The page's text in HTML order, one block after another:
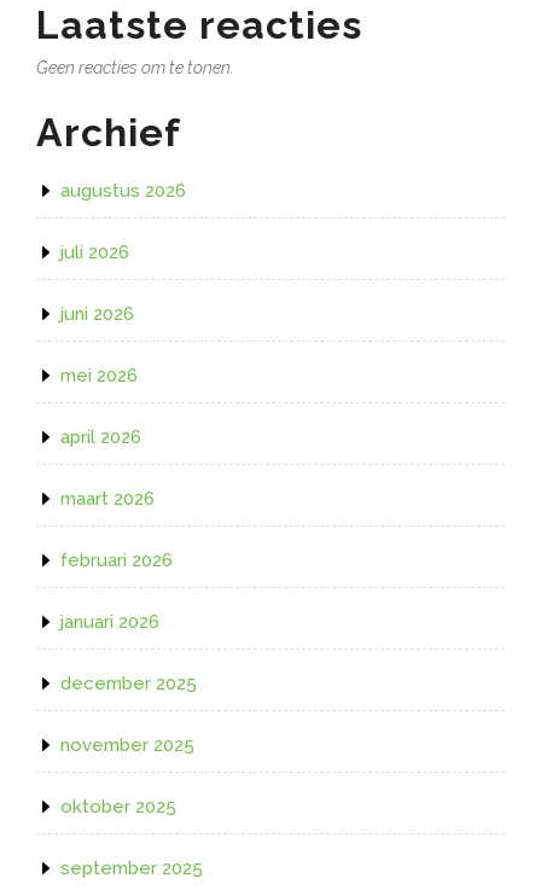
Laatste reacties
Geen reacties om te tonen.
Archief
augustus 2026
juli 2026
juni 2026
mei 2026
april 2026
maart 2026
februari 2026
januari 2026
december 2025
november 2025
oktober 2025
september 2025